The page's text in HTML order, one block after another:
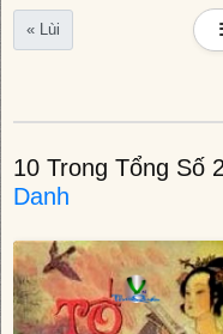
« Lùi
10 Trong Tổng Số
Danh